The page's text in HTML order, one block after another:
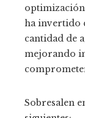
ha invertido
cantidad de
mejorando
Sobresalen